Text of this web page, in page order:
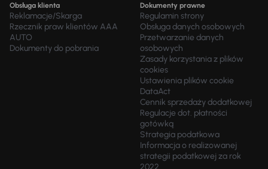
Obsługa klienta
Reklamacje/Skarga
Rzecznik praw klientów AAA
AUTO
Dokumenty do pobrania
Dokumenty prawne
Regulamin strony
Obsługa danych osobowych
Przetwarzanie danych
osobowych
Zasady korzystania z plików
cookies
Ustawienia plików cookie
DataAct
Cennik sprzedaży dodatkowej
Regulacje dot. płatności
gotówką
Strategia podatkowa
Informacja o realizowanej
strategii podatkowej za rok
2022